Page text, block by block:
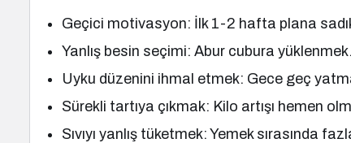
Geçici motivasyon: İlk 1-2 hafta plana
Yanlış besin seçimi: Abur cubura yüklenmek.
Uyku düzenini ihmal etmek: Gece geç
Sürekli tartıya çıkmak: Kilo artışı hemen
Sıvıyı yanlış tüketmek: Yemek sırasında